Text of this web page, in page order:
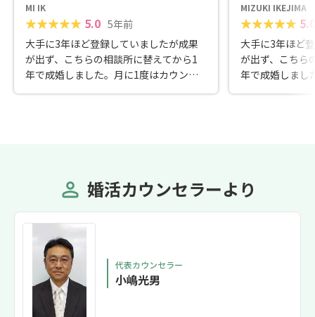
MI IK
5.0 5年前
大手に3年ほど登録していましたが成果
が出ず、こちらの相談所に替えてから1
年で成婚しました。月に1度はカウンセ
MIZUKI IKEJIMA
5.0
大手に3年ほど
が出ず、こちら
年で成婚しまし
した。
婚活カウンセラーより
代表カウンセラー
小嶋光男